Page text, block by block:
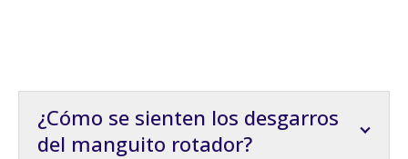
¿Cómo se sienten los desgarros
del manguito rotador?